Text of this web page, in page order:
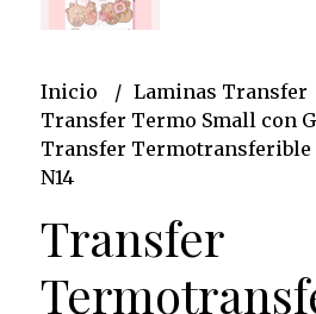
Inicio
Laminas Transfer
Transfer Termo Small con
Transfer Termotransferible
N14
Transfer